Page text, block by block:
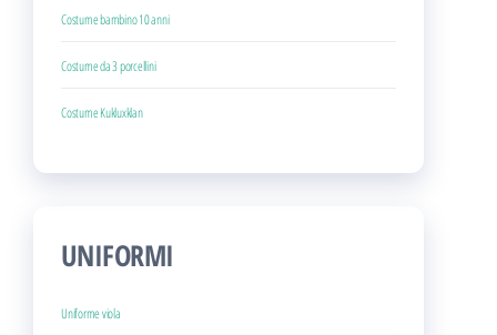
Costume bambino 10 anni
Costume da 3 porcellini
Costume Kukluxklan
UNIFORMI
Uniforme viola